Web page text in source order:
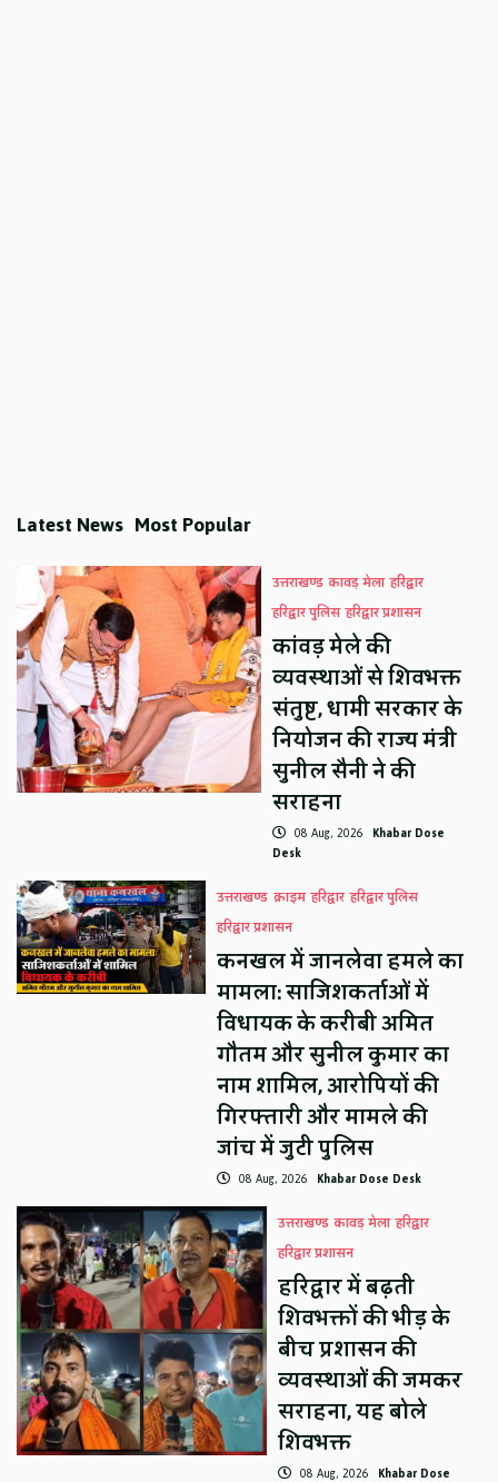
Latest News Most Popular
उत्तराखण्ड कावड़ मेला हरिद्वार
हरिद्वार पुलिस हरिद्वार प्रशासन
कांवड़ मेले की
व्यवस्थाओं से शिवभक्त
संतुष्ट, धामी सरकार के
नियोजन की राज्य मंत्री
सुनील सैनी ने की
सराहना
08 Aug, 2026 Khabar Dose
Desk
उत्तराखण्ड क्राइम हरिद्वार हरिद्वार पुलिस
हरिद्वार प्रशासन
कनखल में जानलेवा हमले का
मामला: साजिशकर्ताओं में
विधायक के करीबी अमित
गौतम और सुनील कुमार का
नाम शामिल, आरोपियों की
गिरफ्तारी और मामले की
जांच में जुटी पुलिस
08 Aug, 2026 Khabar Dose Desk
उत्तराखण्ड कावड़ मेला हरिद्वार
हरिद्वार प्रशासन
हरिद्वार में बढ़ती
शिवभक्तों की भीड़ के
बीच प्रशासन की
व्यवस्थाओं की जमकर
सराहना, यह बोले
शिवभक्त
08 Aug, 2026 Khabar Dose